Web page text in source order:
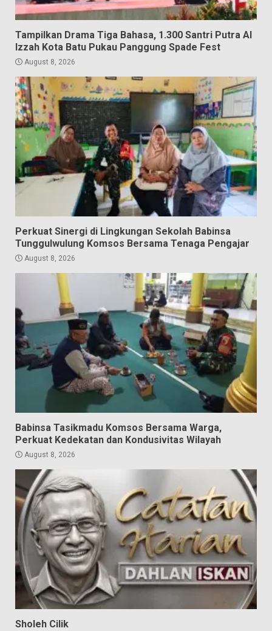
Tampilkan Drama Tiga Bahasa, 1.300 Santri Putra Al
Izzah Kota Batu Pukau Panggung Spade Fest
August 8, 2026
Perkuat Sinergi di Lingkungan Sekolah Babinsa
Tunggulwulung Komsos Bersama Tenaga Pengajar
August 8, 2026
Babinsa Tasikmadu Komsos Bersama Warga,
Perkuat Kedekatan dan Kondusivitas Wilayah
August 8, 2026
Sholeh Cilik